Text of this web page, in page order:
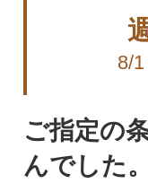
8/
ご指定の
んでした。